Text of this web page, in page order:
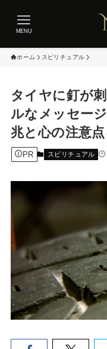
MENU
ホーム スピリチュアル
タイヤに釘が
ルなメッセー
兆と心の注意
PR スピリチュアル